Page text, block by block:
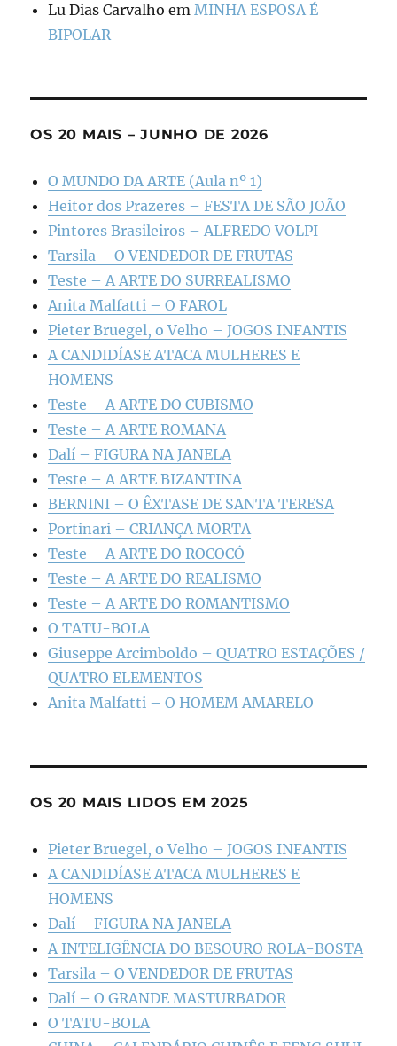
Lu Dias Carvalho emMINHA ESPOSA É
BIPOLAR
OS 20 MAIS – JUNHO DE 2026
O MUNDO DA ARTE (Aula nº 1)
Heitor dos Prazeres – FESTA DE SÃO JOÃO
Pintores Brasileiros – ALFREDO VOLPI
Tarsila – O VENDEDOR DE FRUTAS
Teste – A ARTE DO SURREALISMO
Anita Malfatti – O FAROL
Pieter Bruegel, o Velho – JOGOS INFANTIS
A CANDIDÍASE ATACA MULHERES E
HOMENS
Teste – A ARTE DO CUBISMO
Teste – A ARTE ROMANA
Dalí – FIGURA NA JANELA
Teste – A ARTE BIZANTINA
BERNINI – O ÊXTASE DE SANTA TERESA
Portinari – CRIANÇA MORTA
Teste – A ARTE DO ROCOCÓ
Teste – A ARTE DO REALISMO
Teste – A ARTE DO ROMANTISMO
O TATU-BOLA
Giuseppe Arcimboldo – QUATRO ESTAÇÕES /
QUATRO ELEMENTOS
Anita Malfatti – O HOMEM AMARELO
OS 20 MAIS LIDOS EM 2025
Pieter Bruegel, o Velho – JOGOS INFANTIS
A CANDIDÍASE ATACA MULHERES E
HOMENS
Dalí – FIGURA NA JANELA
A INTELIGÊNCIA DO BESOURO ROLA-BOSTA
Tarsila – O VENDEDOR DE FRUTAS
Dalí – O GRANDE MASTURBADOR
O TATU-BOLA